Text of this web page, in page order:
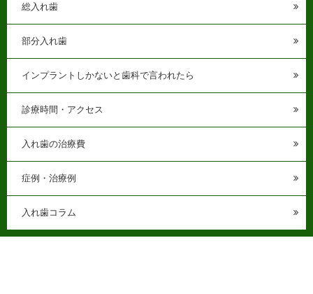
総入れ歯
部分入れ歯
インプラントしかないと歯科で言われたら
診療時間・アクセス
入れ歯の治療費
症例・治療例
入れ歯コラム